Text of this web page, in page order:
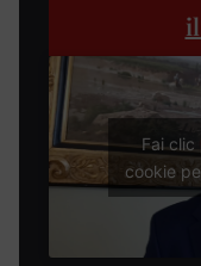
Fai
cookie